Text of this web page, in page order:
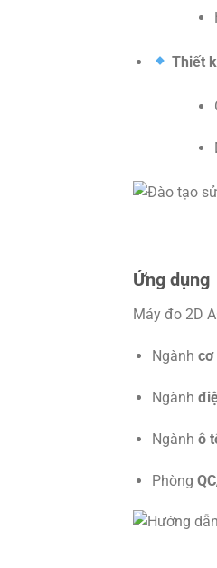
Thiết
Ứng dụng
Máy đo 2D
Ngành cơ
Ngành
Ngành ô
Phòng